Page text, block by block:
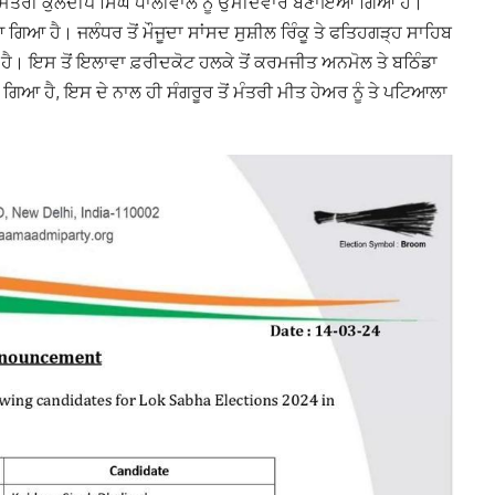
ਹੈ। ਜਲੰਧਰ ਤੋਂ ਮੌਜੂਦਾ ਸਾਂਸਦ ਸੁਸ਼ੀਲ ਰਿੰਕੂ ਤੇ ਫਤਿਹਗੜ੍ਹ ਸਾਹਿਬ
ਇਸ ਤੋਂ ਇਲਾਵਾ ਫ਼ਰੀਦਕੋਟ ਹਲਕੇ ਤੋਂ ਕਰਮਜੀਤ ਅਨਮੋਲ ਤੇ ਬਠਿੰਡਾ
ਹੈ, ਇਸ ਦੇ ਨਾਲ ਹੀ ਸੰਗਰੂਰ ਤੋਂ ਮੰਤਰੀ ਮੀਤ ਹੇਅਰ ਨੂੰ ਤੇ ਪਟਿਆਲਾ